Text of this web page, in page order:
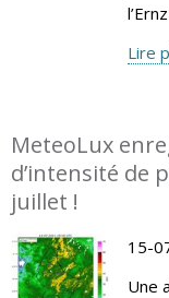
Lire
MeteoLux
d’intensité de
juillet !
15-
Une